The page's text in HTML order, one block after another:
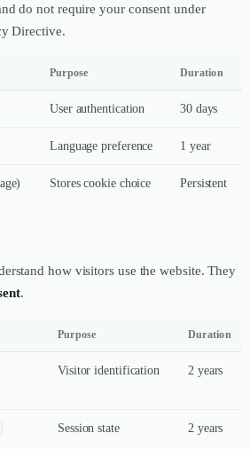
do not require your consent under
Directive.
Purpose Duration
User authentication 30 days
Language preference 1 year
Stores cookie choice Persistent
how visitors use the website. They
.
Purpose Duration
Visitor identification 2 years
Session state 2 years